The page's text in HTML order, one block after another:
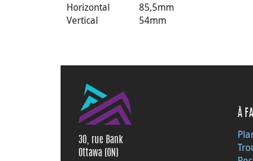
Horizontal
85,5mm
Vertical
54mm
30, rue Bank
Ottawa (ON)
À